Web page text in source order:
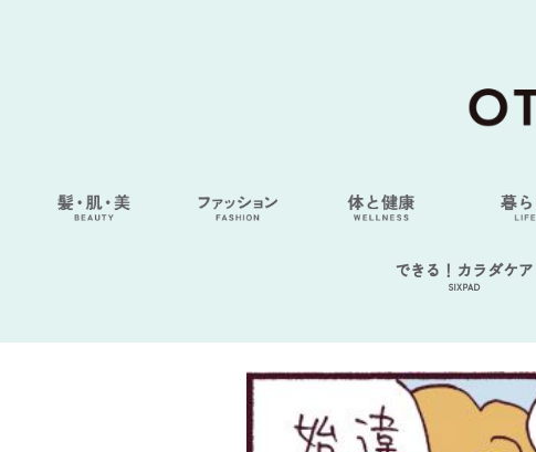
できる！カラダケア
SIXPAD